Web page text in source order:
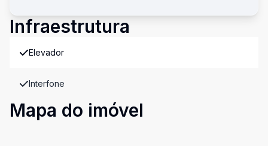
Infraestrutura
Elevador
Interfone
Mapa do imóvel